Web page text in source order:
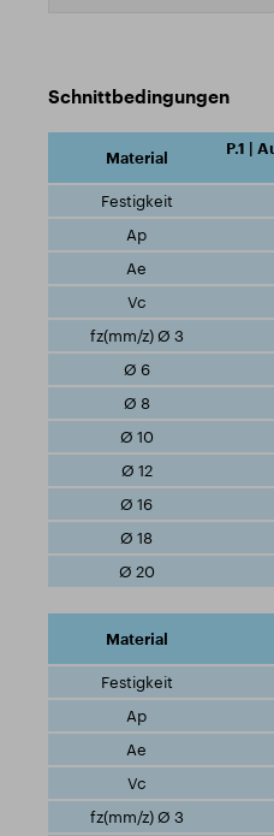
Schnittbedingungen
P.1 |